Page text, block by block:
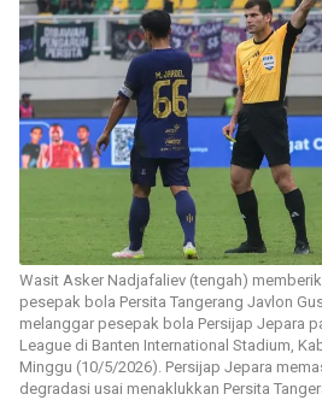
Wasit Asker Nadjafaliev (tengah)
pesepak bola Persita Tangerang Javlon
melanggar pesepak bola Persijap Jepara
League di Banten International Stadium,
Minggu (10/5/2026). Persijap Jepara
degradasi usai menaklukkan Persita